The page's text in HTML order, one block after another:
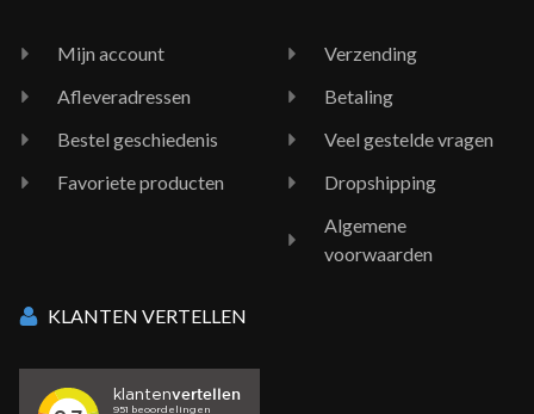
Mijn account
Afleveradressen
Bestel geschiedenis
Favoriete producten
Verzending
Betaling
Veel gestelde vragen
Dropshipping
Algemene
voorwaarden
KLANTEN VERTELLEN